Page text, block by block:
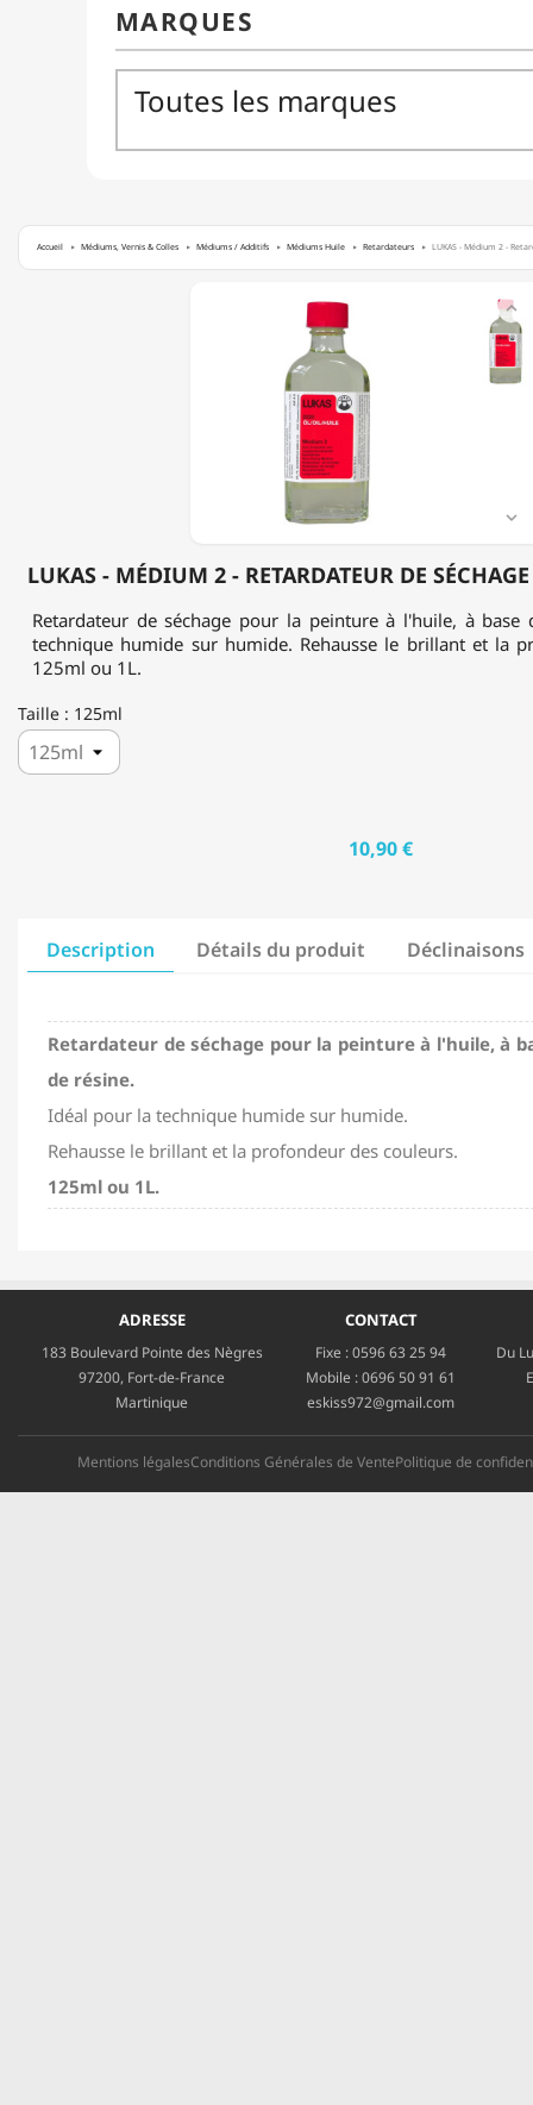
Accueil Médiums, Vernis & Colles Médiums / Additifs Médiums Huile Retardateurs LUKAS - Médium 2 -
&
1L
LUKAS - MÉDIUM 2 - RETARDATEUR DE


Retardateur de séchage pour la peinture à l'huile, à
technique humide sur humide. Rehausse le brillant et la
125ml ou 1L.
Taille : 125ml
10,90 €
Description Détails du produit Déclinaisons
Retardateur de séchage pour la peinture à l'huile, à
de résine.
Idéal pour la technique humide sur humide.
Rehausse le brillant et la profondeur des couleurs.
125ml ou 1L.
ADRESSE
183 Boulevard Pointe des Nègres
97200, Fort-de-France
Martinique
CONTACT
Fixe :0596 63 25 94
Mobile :0696 50 91 61
eskiss972@gmail.com
Du
Mentions légalesConditions Générales de VentePolitique de